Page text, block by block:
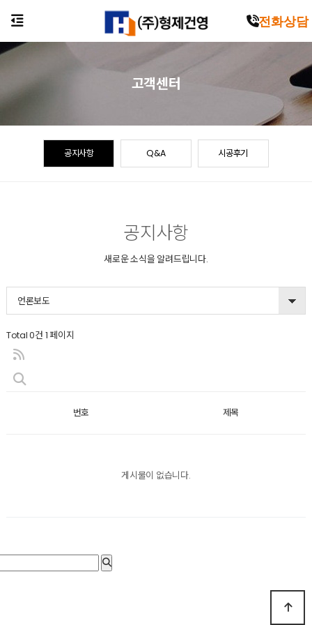
전화상담
공지사항 Q&A 시공후기
고객센터
공지사항
새로운 소식을 알려드립니다.
언론보도
Total 0건 1 페이지
번호 제목
게시물이 없습니다.